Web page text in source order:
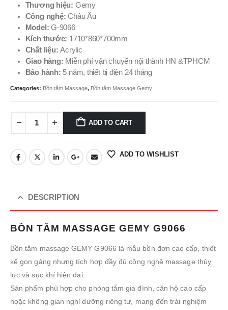
Thương hiệu: Gemy
Công nghệ:Châu Âu
Model:G-9066
Kích thước: 1710*860*700mm
Chất liệu: Acrylic
Giao hàng: Miễn phí vận chuyển nội thành HN &TPHCM
Bảo hành: 5 năm, thiết bị điện 24 tháng
Categories: Bồn tắm Massage, Bồn tắm Massage Gemy
ADD TO CART
ADD TO WISHLIST
DESCRIPTION
BỒN TẮM MASSAGE GEMY G9066
Bồn tắm massage GEMY G9066 là mẫu bồn đơn cao cấp, thiết
kế gọn gàng nhưng tích hợp đầy đủ công nghệ massage thủy
lực và sục khí hiện đại.
Sản phẩm phù hợp cho phòng tắm gia đình, căn hộ cao cấp
hoặc không gian nghỉ dưỡng riêng tư, mang đến trải nghiệm